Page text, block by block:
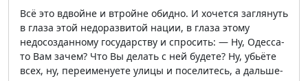
Всё это вдвойне и втройне обидно. И хочется заглянуть
в глаза этой недоразвитой нации, в глаза этому
недосозданному государству и спросить: — Ну, Одесса-
то Вам зачем? Что Вы делать с ней будете? Ну, убьёте
всех, ну, переименуете улицы и поселитесь, а дальше-